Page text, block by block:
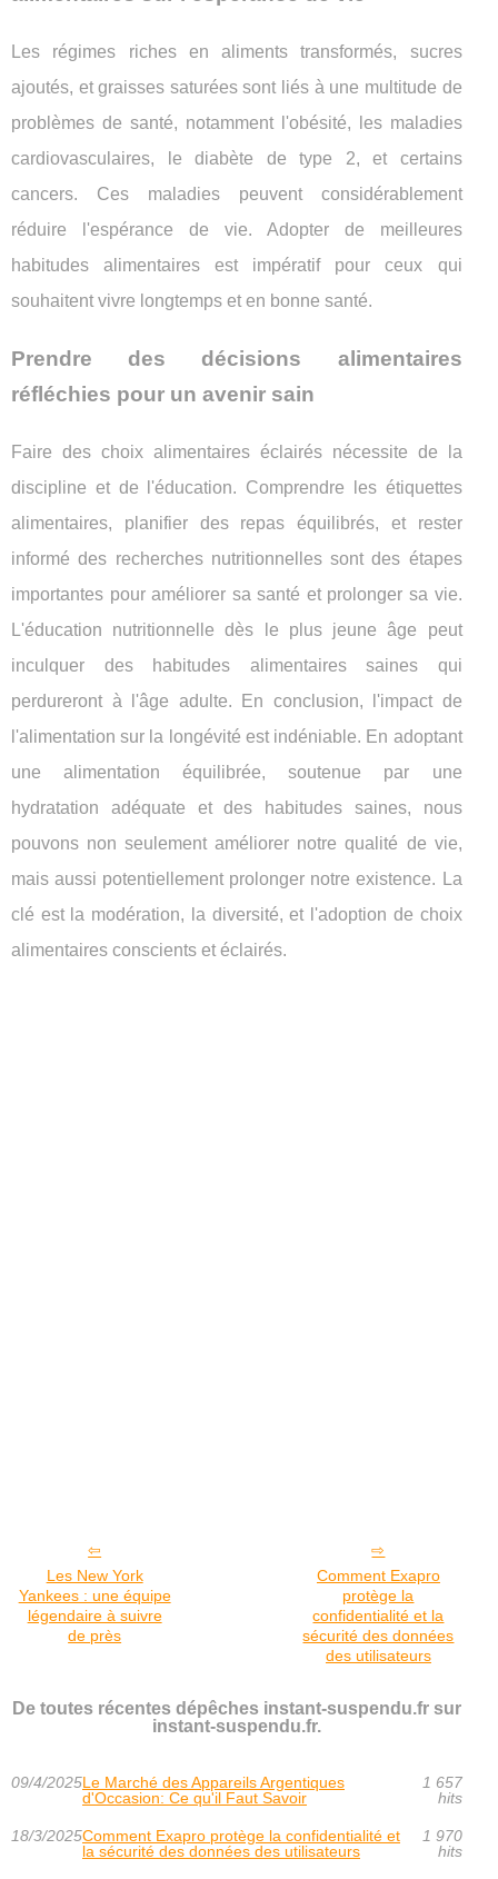
Les régimes riches en aliments transformés, sucres
ajoutés, et graisses saturées sont liés à une multitude de
problèmes de santé, notamment l'obésité, les maladies
cardiovasculaires, le diabète de type 2, et certains
cancers. Ces maladies peuvent considérablement
réduire l'espérance de vie. Adopter de meilleures
habitudes alimentaires est impératif pour ceux qui
souhaitent vivre longtemps et en bonne santé.
Prendre des décisions alimentaires
réfléchies pour un avenir sain
Faire des choix alimentaires éclairés nécessite de la
discipline et de l'éducation. Comprendre les étiquettes
alimentaires, planifier des repas équilibrés, et rester
informé des recherches nutritionnelles sont des étapes
importantes pour améliorer sa santé et prolonger sa vie.
L'éducation nutritionnelle dès le plus jeune âge peut
inculquer des habitudes alimentaires saines qui
perdureront à l'âge adulte. En conclusion, l'impact de
l'alimentation sur la longévité est indéniable. En adoptant
une alimentation équilibrée, soutenue par une
hydratation adéquate et des habitudes saines, nous
pouvons non seulement améliorer notre qualité de vie,
mais aussi potentiellement prolonger notre existence. La
clé est la modération, la diversité, et l'adoption de choix
alimentaires conscients et éclairés.
Les New York
Yankees : une équipe
légendaire à suivre
de près
Comment Exapro
protège la
confidentialité et la
sécurité des données
des utilisateurs
De toutes récentes dépêches instant-suspendu.fr sur
instant-suspendu.fr.
09/4/2025Le Marché des Appareils Argentiques
d'Occasion: Ce qu'il Faut Savoir
1 657
hits
18/3/2025Comment Exapro protège la confidentialité et
la sécurité des données des utilisateurs
1 970
hits